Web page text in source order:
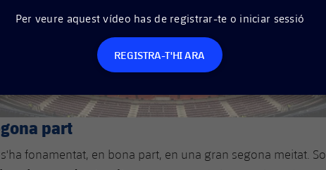
Per veure aquest vídeo has de registrar-te o iniciar sessió
REGISTRA-T'HI ARA
part
fonamentat, en bona part, en una gran segona meitat.